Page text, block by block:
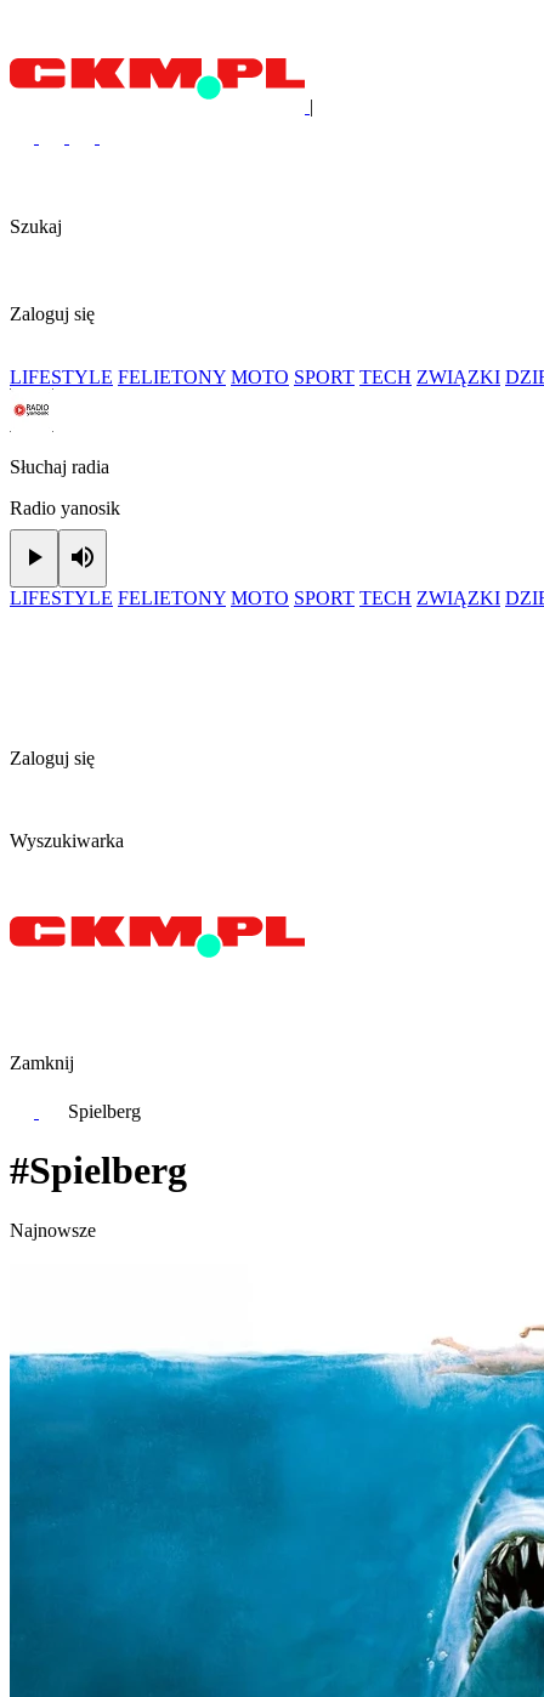
|
Szukaj
Zaloguj się
LIFESTYLE FELIETONY MOTO SPORT TECH ZWIĄZKI
Słuchaj radia
Radio yanosik
Play
LIFESTYLE FELIETONY MOTO SPORT TECH ZWIĄZKI
Zaloguj się
Wyszukiwarka
Zamknij
Spielberg
#Spielberg
Najnowsze